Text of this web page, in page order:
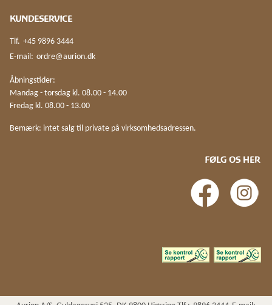
KUNDESERVICE
Tlf. +45 9896 3444
E-mail: ordre@aurion.dk
Åbningstider:
Mandag - torsdag kl. 08.00 - 14.00
Fredag kl. 08.00 - 13.00
Bemærk: intet salg til private på virksomhedsadressen.
FØLG OS HER